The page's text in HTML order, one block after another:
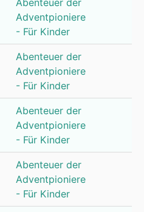
Abenteuer der
Adventpioniere
- Für Kinder
Abenteuer der
Adventpioniere
- Für Kinder
Abenteuer der
Adventpioniere
- Für Kinder
Abenteuer der
Adventpioniere
- Für Kinder